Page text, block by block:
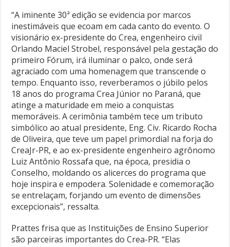
“A iminente 30ª edição se evidencia por marcos
inestimáveis que ecoam em cada canto do evento. O
visionário ex-presidente do Crea, engenheiro civil
Orlando Maciel Strobel, responsável pela gestação do
primeiro Fórum, irá iluminar o palco, onde será
agraciado com uma homenagem que transcende o
tempo. Enquanto isso, reverberamos o júbilo pelos
18 anos do programa Crea Júnior no Paraná, que
atinge a maturidade em meio a conquistas
memoráveis. A cerimônia também tece um tributo
simbólico ao atual presidente, Eng. Civ. Ricardo Rocha
de Oliveira, que teve um papel primordial na forja do
CreaJr-PR, e ao ex-presidente engenheiro agrônomo
Luiz Antônio Rossafa que, na época, presidia o
Conselho, moldando os alicerces do programa que
hoje inspira e empodera. Solenidade e comemoração
se entrelaçam, forjando um evento de dimensões
excepcionais”, ressalta.
Prattes frisa que as Instituições de Ensino Superior
são parceiras importantes do Crea-PR. “Elas